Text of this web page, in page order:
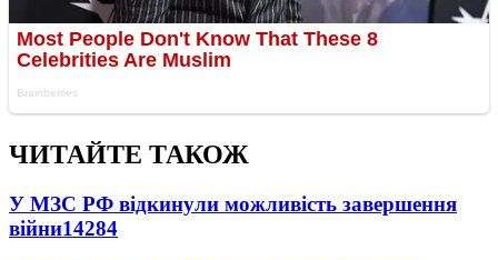
ЧИТАЙТЕ ТАКОЖ
У МЗС РФ відкинули можливість завершення
війни14284